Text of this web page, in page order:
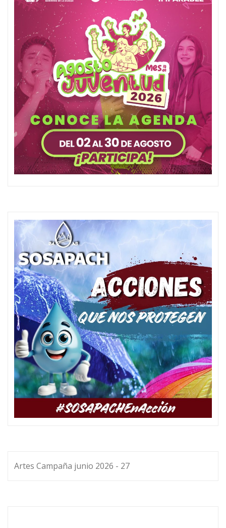
Artes Campaña junio 2026 - 27